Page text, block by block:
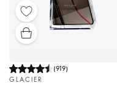
(919)
GLACIER